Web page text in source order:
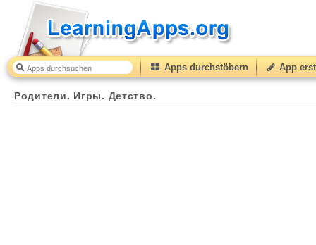
Apps durchstöbern App
Родители. Игры. Детство.